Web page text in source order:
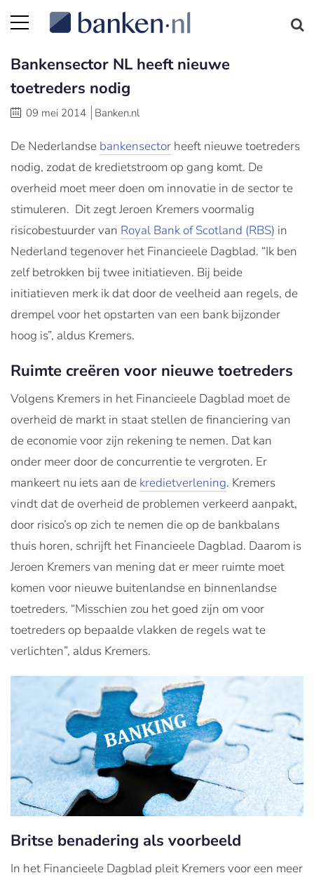
Bankensector NL heeft nieuwe
toetreders nodig
09 mei 2014 Banken.nl
De Nederlandse bankensector heeft nieuwe toetreders
nodig, zodat de kredietstroom op gang komt. De
overheid moet meer doen om innovatie in de sector te
stimuleren. Dit zegt Jeroen Kremers voormalig
risicobestuurder van Royal Bank of Scotland (RBS) in
Nederland tegenover het Financieele Dagblad. “Ik ben
zelf betrokken bij twee initiatieven. Bij beide
initiatieven merk ik dat door de veelheid aan regels, de
drempel voor het opstarten van een bank bijzonder
hoog is”, aldus Kremers.
Ruimte creëren voor nieuwe toetreders
Volgens Kremers in het Financieele Dagblad moet de
overheid de markt in staat stellen de financiering van
de economie voor zijn rekening te nemen. Dat kan
onder meer door de concurrentie te vergroten. Er
mankeert nu iets aan de kredietverlening. Kremers
vindt dat de overheid de problemen verkeerd aanpakt,
door risico’s op zich te nemen die op de bankbalans
thuis horen, schrijft het Financieele Dagblad. Daarom is
Jeroen Kremers van mening dat er meer ruimte moet
komen voor nieuwe buitenlandse en binnenlandse
toetreders. “Misschien zou het goed zijn om voor
toetreders op bepaalde vlakken de regels wat te
verlichten”, aldus Kremers.
Britse benadering als voorbeeld
In het Financieele Dagblad pleit Kremers voor een meer